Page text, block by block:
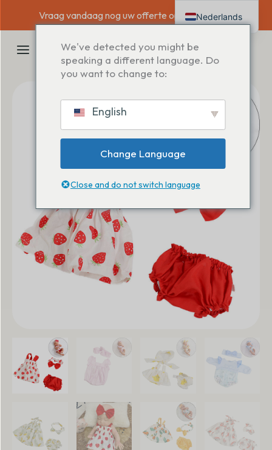
inhoud
Vraag vandaag nog uw offerte op maat aan →
HOOFDMENUWe've detected you might be
speaking a different language. Do
you want to change to:
English
Change Language
Close and do not switch language
Nederlands
Deutsch
Italiano